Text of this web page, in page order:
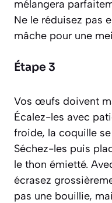
mélangera
Ne le réduisez pas
mâche pour une
Étape 3
Vos œufs doivent
Écalez-les avec
froide, la coquille
Séchez-les puis
le thon émietté.
écrasez
pas une bouillie,